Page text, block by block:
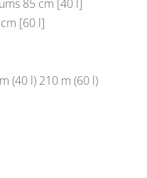
85 cm [40 l]
[60 l]
(40 l) 210 m (60 l)